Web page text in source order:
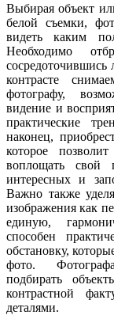
Выбирая объект
белой съемки,
видеть каким
Необходимо
сосредоточившись
контрасте
фотографу,
видение и
практические
наконец,
которое
воплощать свой
интересных и
Важно также
изображения как
единую,
способен
обстановку,
фото.
подбирать
контрастной
деталями.